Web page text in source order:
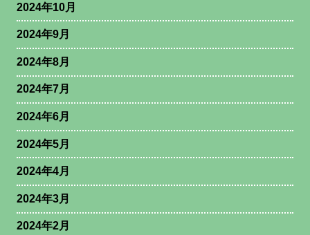
2024年10月
2024年9月
2024年8月
2024年7月
2024年6月
2024年5月
2024年4月
2024年3月
2024年2月